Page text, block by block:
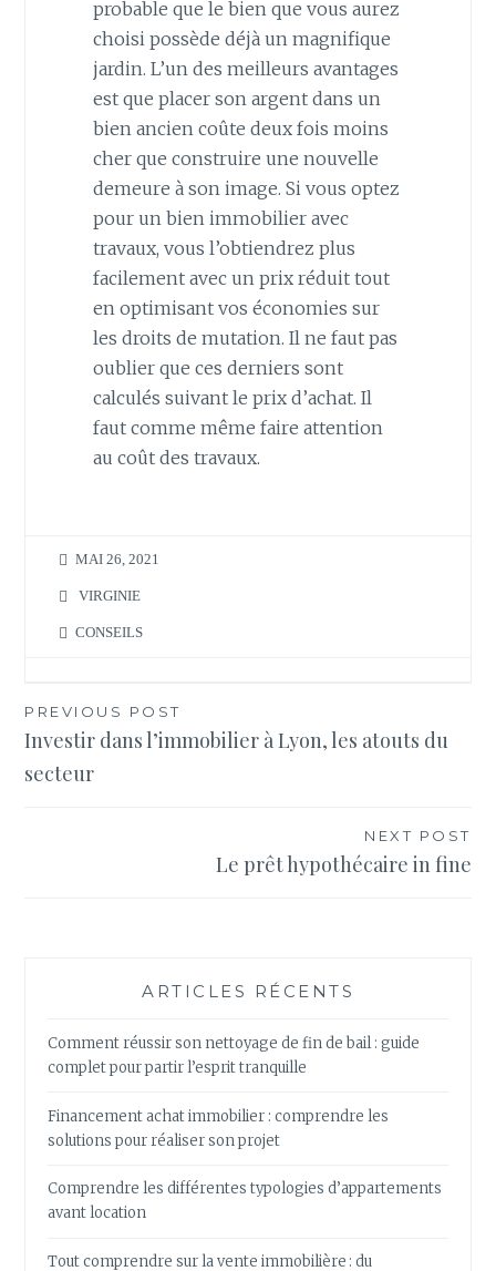
probable que le bien que vous aurez
choisi possède déjà un magnifique
jardin. L’un des meilleurs avantages
est que placer son argent dans un
bien ancien coûte deux fois moins
cher que construire une nouvelle
demeure à son image. Si vous optez
pour un bien immobilier avec
travaux, vous l’obtiendrez plus
facilement avec un prix réduit tout
en optimisant vos économies sur
les droits de mutation. Il ne faut pas
oublier que ces derniers sont
calculés suivant le prix d’achat. Il
faut comme même faire attention
au coût des travaux.
MAI 26, 2021
VIRGINIE
CONSEILS
Navigation
de
PREVIOUS POST
Investir dans l’immobilier à Lyon, les atouts du
secteur
NEXT POST
Le prêt hypothécaire in fine
ARTICLES RÉCENTS
Comment réussir son nettoyage de fin de bail : guide
complet pour partir l’esprit tranquille
Financement achat immobilier : comprendre les
solutions pour réaliser son projet
Comprendre les différentes typologies d’appartements
avant location
Tout comprendre sur la vente immobilière : du